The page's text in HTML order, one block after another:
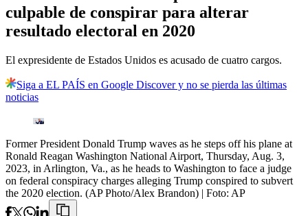
culpable de conspirar para alterar
resultado electoral en 2020
El expresidente de Estados Unidos es acusado de cuatro cargos.
Siga a EL PAÍS en Google Discover y no se pierda las últimas
noticias
Former President Donald Trump waves as he steps off his plane at
Ronald Reagan Washington National Airport, Thursday, Aug. 3,
2023, in Arlington, Va., as he heads to Washington to face a judge
on federal conspiracy charges alleging Trump conspired to subvert
the 2020 election. (AP Photo/Alex Brandon) | Foto: AP